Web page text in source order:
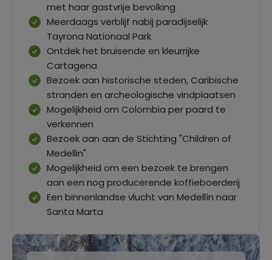
met haar gastvrije bevolking
Meerdaags verblijf nabij paradijselijk
Tayrona Nationaal Park
Ontdek het bruisende en kleurrijke
Cartagena
Bezoek aan historische steden, Caribische
stranden en archeologische vindplaatsen
Mogelijkheid om Colombia per paard te
verkennen
Bezoek aan aan de Stichting "Children of
Medellin"
Mogelijkheid om een bezoek te brengen
aan een nog producerende koffieboerderij
Een binnenlandse vlucht van Medellín naar
Santa Marta